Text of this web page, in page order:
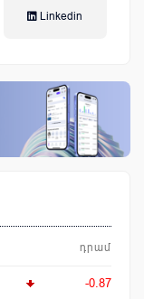
Linkedin
դրամ
-0.87